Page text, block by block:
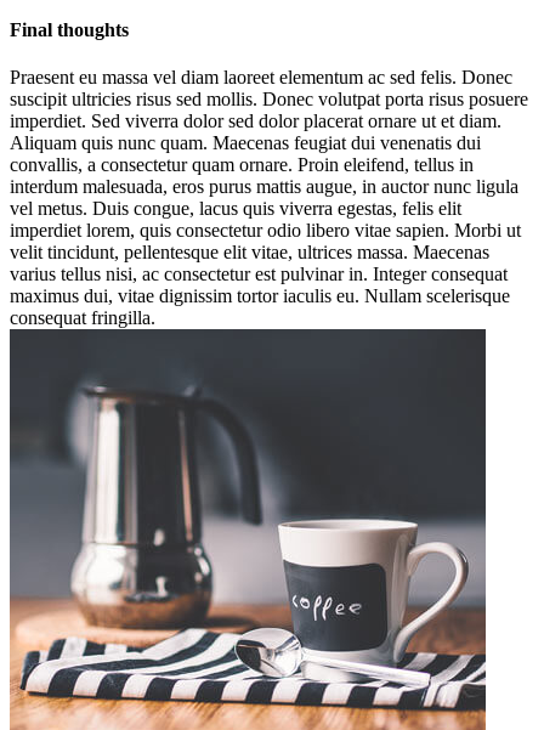
Final thoughts
Praesent eu massa vel diam laoreet elementum ac sed felis. Donec
suscipit ultricies risus sed mollis. Donec volutpat porta risus posuere
imperdiet. Sed viverra dolor sed dolor placerat ornare ut et diam.
Aliquam quis nunc quam. Maecenas feugiat dui venenatis dui
convallis, a consectetur quam ornare. Proin eleifend, tellus in
interdum malesuada, eros purus mattis augue, in auctor nunc ligula
vel metus. Duis congue, lacus quis viverra egestas, felis elit
imperdiet lorem, quis consectetur odio libero vitae sapien. Morbi ut
velit tincidunt, pellentesque elit vitae, ultrices massa. Maecenas
varius tellus nisi, ac consectetur est pulvinar in. Integer consequat
maximus dui, vitae dignissim tortor iaculis eu. Nullam scelerisque
consequat fringilla.